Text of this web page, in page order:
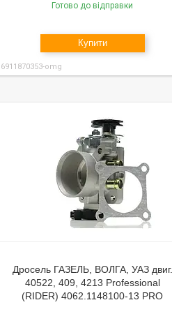
Готово до відправки
Купити
6911870353-omg
Дросель ГАЗЕЛЬ, ВОЛГА, УАЗ двиг.
40522, 409, 4213 Professional
(RIDER) 4062.1148100-13 PRO